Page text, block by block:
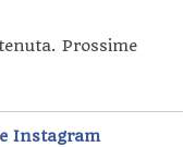
Prossime
Instagram